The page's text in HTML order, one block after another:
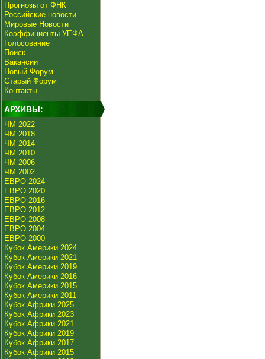
Прогнозы от ФНК
Российские новости
Мировые Новости
Коэффициенты УЕФА
Голосование
Поиск
Вакансии
Новый Форум
Старый Форум
Контакты
АРХИВЫ:
ЧМ 2022
ЧМ 2018
ЧМ 2014
ЧМ 2010
ЧМ 2006
ЧМ 2002
ЕВРО 2024
ЕВРО 2020
ЕВРО 2016
ЕВРО 2012
ЕВРО 2008
ЕВРО 2004
ЕВРО 2000
Кубок Америки 2024
Кубок Америки 2021
Кубок Америки 2019
Кубок Америки 2016
Кубок Америки 2015
Кубок Америки 2011
Кубок Африки 2025
Кубок Африки 2023
Кубок Африки 2021
Кубок Африки 2019
Кубок Африки 2017
Кубок Африки 2015